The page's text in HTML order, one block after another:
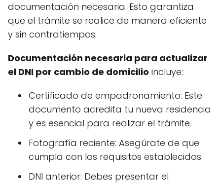
documentación necesaria. Esto garantiza
que el trámite se realice de manera eficiente
y sin contratiempos.
Documentación necesaria para actualizar
el DNI por cambio de domicilio incluye:
Certificado de empadronamiento: Este
documento acredita tu nueva residencia
y es esencial para realizar el trámite.
Fotografía reciente: Asegúrate de que
cumpla con los requisitos establecidos.
DNI anterior: Debes presentar el